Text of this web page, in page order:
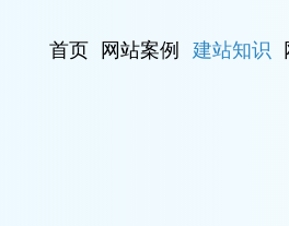
首页 网站案例 建站知识